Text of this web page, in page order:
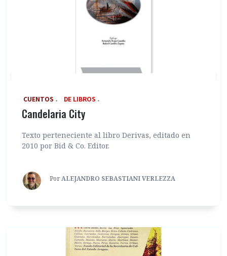
‎ CUENTOS DE LIBROS
Candelaria City
Texto perteneciente al libro Derivas, editado en
2010 por Bid & Co. Editor.
PorALEJANDRO SEBASTIANI VERLEZZA